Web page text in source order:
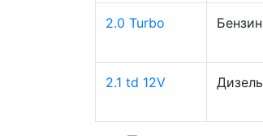
2.0 Turbo Бензин
2.1 td 12V Дизель